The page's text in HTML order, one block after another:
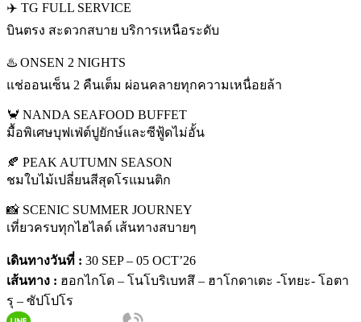
✈️ TG FULL SERVICE
บินตรง สะดวกสบาย บริการเหนือระดับ
♨️ ONSEN 2 NIGHTS
แช่ออนเซ็น 2 คืนเต็ม ผ่อนคลายทุกความเหนื่อยล้า
🦀 NANDA SEAFOOD BUFFET
มื้อพิเศษบุฟเฟ่ต์ปูยักษ์และซีฟู้ดไม่อั้น
🍂 PEAK AUTUMN SEASON
ชมใบไม้เปลี่ยนสีสุดโรแมนติก
📸 SCENIC SUMMER JOURNEY
เที่ยวครบทุกไฮไลด์ เส้นทางสบายๆ
เดินทางวันที่ : 30 SEP – 05 OCT’26
เส้นทาง : ฮอกไกโด – โนโบริเบทสึ – ฮาโกดาเตะ -โทยะ- โอตา
รุ – ซัปโปโร